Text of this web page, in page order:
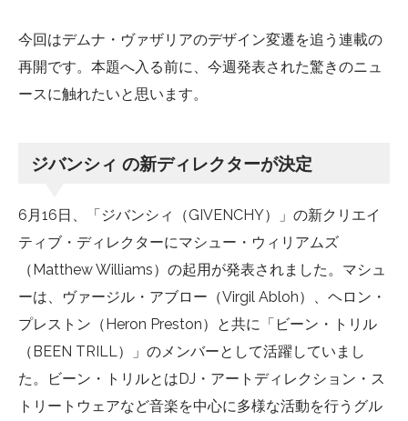
今回はデムナ・ヴァザリアのデザイン変遷を追う連載の
再開です。本題へ入る前に、今週発表された驚きのニュ
ースに触れたいと思います。
ジバンシィ の新ディレクターが決定
6月16日、「ジバンシィ（GIVENCHY）」の新クリエイ
ティブ・ディレクターにマシュー・ウィリアムズ
（Matthew Williams）の起用が発表されました。マシュ
ーは、ヴァージル・アブロー（Virgil Abloh）、ヘロン・
プレストン（Heron Preston）と共に「ビーン・トリル
（BEEN TRILL）」のメンバーとして活躍していまし
た。ビーン・トリルとはDJ・アートディレクション・ス
トリートウェアなど音楽を中心に多様な活動を行うグル